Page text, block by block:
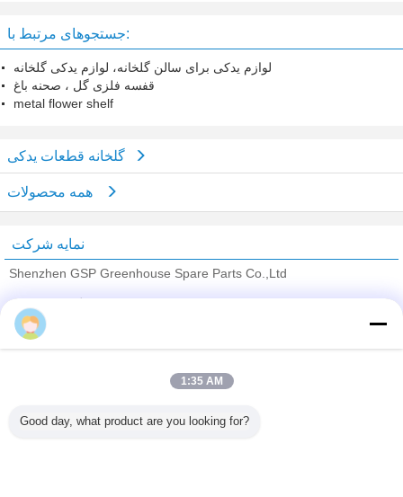
جستجوهای مرتبط با:
لوازم یدکی برای سالن گلخانه، لوازم یدکی گلخانه
قفسه فلزی گل ، صحنه باغ
metal flower shelf
گلخانه قطعات یدکی
نمایه شرکت
Shenzhen GSP Greenhouse Spare Parts Co.,Ltd
Trust Seal
همه محصولات
1:35 AM
Good day, what product are you looking for?